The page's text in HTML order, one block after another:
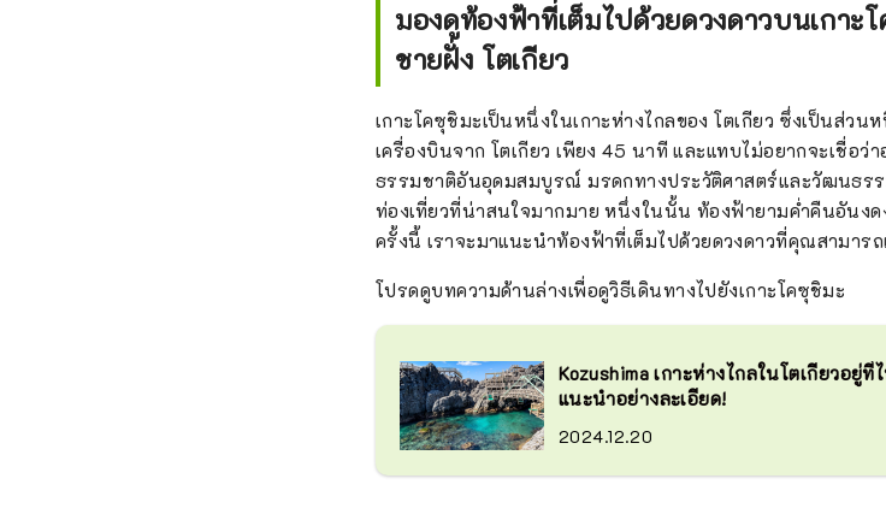
มองดูท้องฟ้าที่เต็มไปด้วยดวงดาวบนเกาะ
ชายฝั่ง โตเกียว
เกาะโคซุชิมะเป็นหนึ่งในเกาะห่างไกลของ โตเกียว ซึ่งเป็นส่วน
เครื่องบินจาก โตเกียว เพียง 45 นาที และแทบไม่อยากจะเชื่อว่
ธรรมชาติอันอุดมสมบูรณ์ มรดกทางประวัติศาสตร์และวัฒนธร
ท่องเที่ยวที่น่าสนใจมากมาย หนึ่งในนั้น ท้องฟ้ายามค่ำคืนอันงด
ครั้งนี้ เราจะมาแนะนำท้องฟ้าที่เต็มไปด้วยดวงดาวที่คุณสามาร
โปรดดูบทความด้านล่างเพื่อดูวิธีเดินทางไปยังเกาะโคซุชิมะ
Kozushima เกาะห่างไกลในโตเกียวอยู่
แนะนำอย่างละเอียด!
2024.12.20